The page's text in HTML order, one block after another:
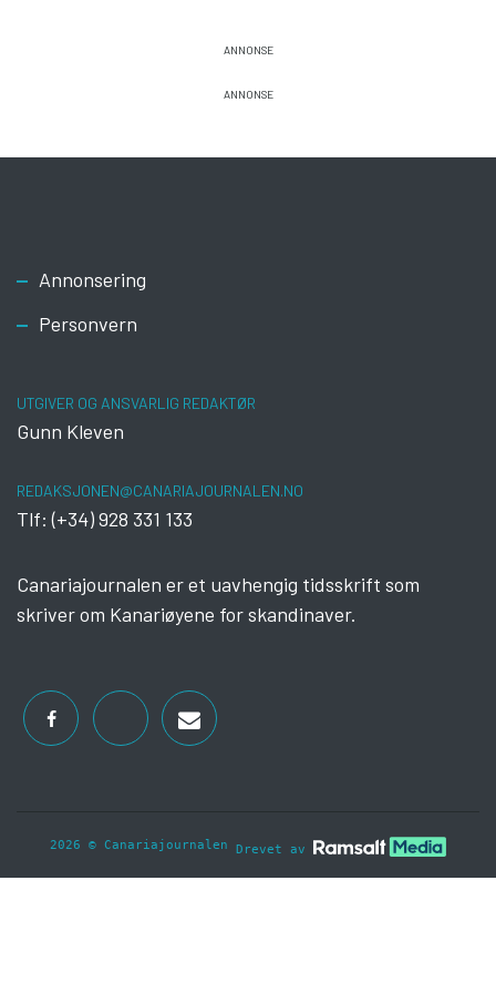
Footer
Annonsering
Personvern
UTGIVER OG ANSVARLIG REDAKTØR
Gunn Kleven
REDAKSJONEN@CANARIAJOURNALEN.NO
Tlf: (+34) 928 331 133
Canariajournalen er et uavhengig tidsskrift som
skriver om Kanariøyene for skandinaver.
2026 © Canariajournalen Drevet av